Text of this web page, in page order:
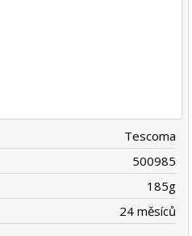
Tescoma
500985
185g
24 měsíců